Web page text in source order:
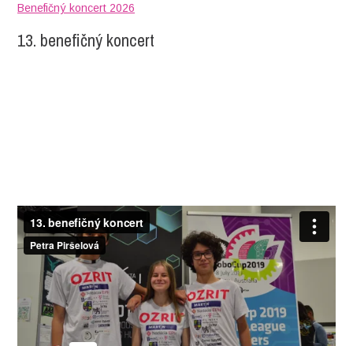
Benefičný koncert 2026
13. benefičný koncert